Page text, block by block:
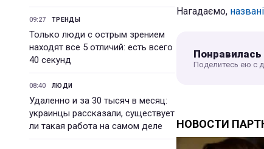
09:27 ТРЕНДЫ
Только люди с острым зрением
находят все 5 отличий: есть всего
40 секунд
08:40 ЛЮДИ
Удаленно и за 30 тысяч в месяц:
украинцы рассказали, существует
ли такая работа на самом деле
Нагадаємо,
Понравилась
Поделитесь ею с